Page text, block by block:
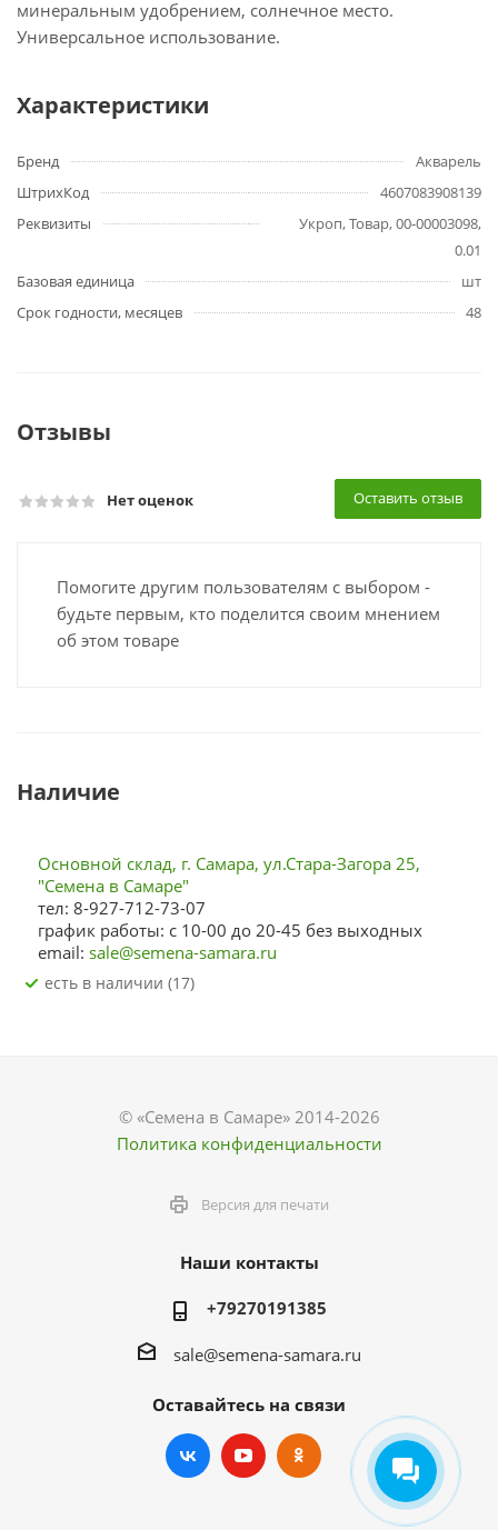
минеральным удобрением, солнечное место.
Универсальное использование.
Характеристики
Бренд
Акварель
ШтрихКод
4607083908139
Реквизиты
Укроп, Товар, 00-00003098,
0.01
Базовая единица
шт
Срок годности, месяцев
48
Отзывы
Нет оценок Оставить отзыв
Помогите другим пользователям с выбором -
будьте первым, кто поделится своим мнением
об этом товаре
Наличие
Основной склад, г. Самара, ул.Стара-Загора 25,
"Семена в Самаре"
тел: 8-927-712-73-07
график работы: с 10-00 до 20-45 без выходных
email: sale@semena-samara.ru
Есть в наличии (17)
© «Семена в Самаре» 2014-2026
Политика конфиденциальности
Версия для печати
Наши контакты
+79270191385
sale@semena-samara.ru
Оставайтесь на связи